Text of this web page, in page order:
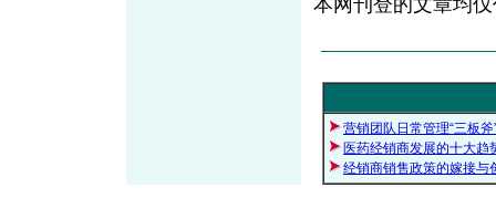
本网刊登的文章均
营销团队日常管理“三板斧
医药经销商发展的十大趋
经销商销售政策的嫁接与